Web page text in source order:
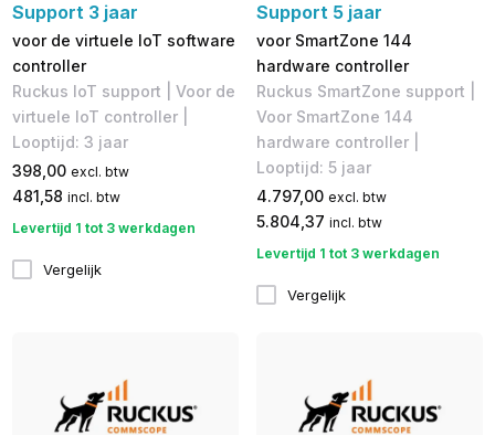
Support 3 jaar
voor de virtuele IoT software
controller
Ruckus IoT support | Voor de
virtuele IoT controller |
Looptijd: 3 jaar
398,00 excl. btw
481,58 incl. btw
Levertijd 1 tot 3 werkdagen
Vergelijk
Support 5 jaar
voor SmartZone 144
hardware controller
Ruckus SmartZone support |
Voor SmartZone 144
hardware controller |
Looptijd: 5 jaar
4.797,00 excl. btw
5.804,37 incl. btw
Levertijd 1 tot 3 werkdagen
Vergelijk